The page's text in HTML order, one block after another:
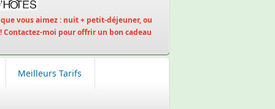
vous aimez : nuit + petit-déjeuner, ou
Contactez-moi pour offrir un bon cadeau
Meilleurs Tarifs